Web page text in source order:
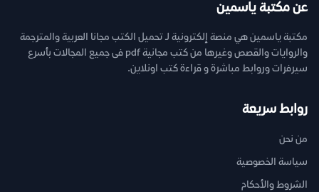
عن مكتبة ياسمين
مكتبة ياسمين هي منصة إلكترونية لـ تحميل الكتب مجانا العربية والمترجمة
والروايات والقصص وغيرها من كتب مجانية pdf فى جميع المجالات بأسرع
سيرفرات وروابط مباشرة و قراءة كتب اونلاين.
روابط سريعة
من نحن
سياسة الخصوصية
الشروط والأحكام